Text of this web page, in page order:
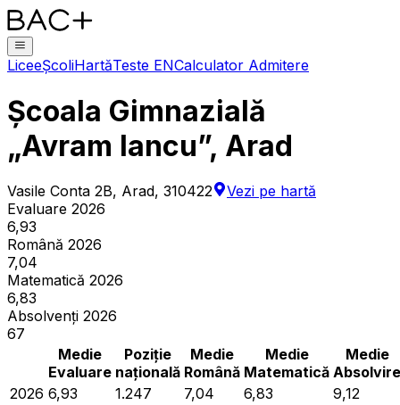
LiceeȘcoliHartăTeste ENCalculator Admitere
Școala Gimnazială
„Avram Iancu”, Arad
Vasile Conta 2B, Arad, 310422
Vezi pe hartă
Evaluare 2026
6,93
Română 2026
7,04
Matematică 2026
6,83
Absolvenți 2026
67
Medie
Evaluare
Poziție
națională
Medie
Română
Medie
Matematică
Medie
Absolvire
2026 6,93 1.247 7,04 6,83
9,12